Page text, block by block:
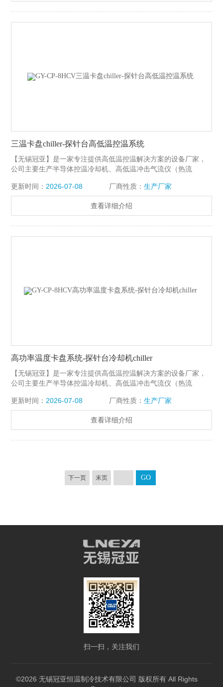
三温卡盘chiller-探针台高低温控温系统
【无锡冠亚】是一家专注提供高低温控温解决方案的设备厂家，
公司主要生产半导体控温冷却机、高低温冲击气流仪（热流
各种为通讯、光模块、集成电路芯片等领域的可靠性测试提供整
套温度环境解决方案。三温卡盘chiller-探针台高低温控温系统
更新时间： 2026-07-08 厂商性质： 生产厂家
查看详细介绍
高功率温度卡盘系统-探针台冷却机chiller
【无锡冠亚】是一家专注提供高低温控温解决方案的设备厂家，
公司主要生产半导体控温冷却机、高低温冲击气流仪（热流
各种为通讯、光模块、集成电路芯片等领域的可靠性测试提供整
套温度环境解决方案。高功率温度卡盘系统-探针台冷却机chiller
更新时间： 2026-07-08 厂商性质： 生产厂家
查看详细介绍
下一页 末页
扫一扫，关注我们
©2026 无锡冠亚恒温制冷技术有限公司 版权所有 All Rights